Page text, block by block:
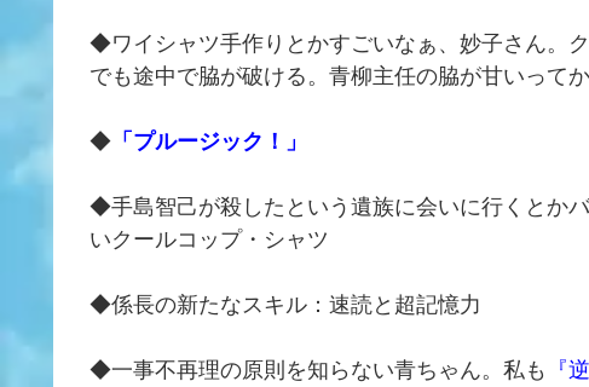
◆ワイシャツ手作りとかすごいなぁ、妙子さん。
でも途中で脇が破ける。青柳主任の脇が甘いってか
◆ 「プルージック！」
◆手島智己が殺したという遺族に会いに行くとか
いクールコップ・シャツ
◆係長の新たなスキル：速読と超記憶力
◆一事不再理の原則を知らない青ちゃん。私も 『